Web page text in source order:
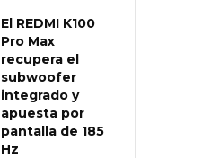
El REDMI K100
Pro Max
recupera el
subwoofer
integrado y
apuesta por
pantalla de 185
Hz